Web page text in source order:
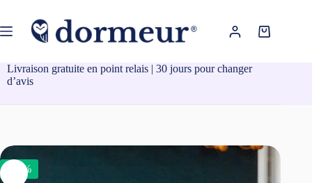
contenu
Panier
Livraison gratuite en point relais | 30 jours pour changer
d’avis
-30%